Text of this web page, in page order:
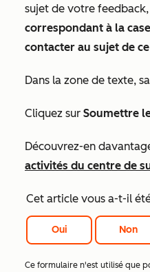
sujet de votre feedback,
correspondant à la
contacter au sujet de
Dans la zone de texte,
Cliquez sur Soumettre
Découvrez-en
activités du centre de
Cet article vous a-t-il
Oui Non
Ce formulaire n'est utilisé que